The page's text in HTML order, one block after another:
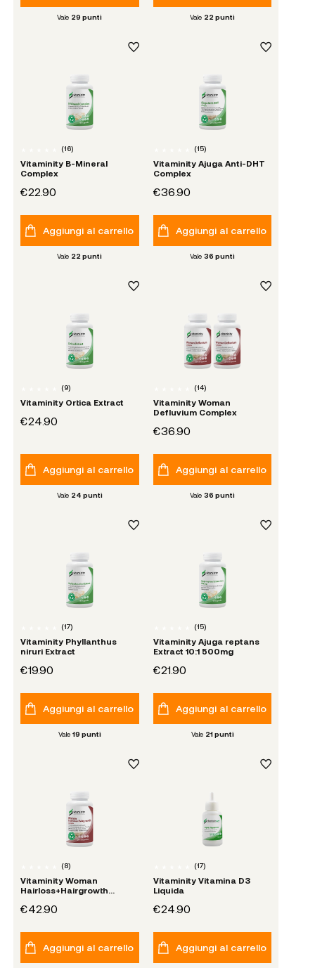
Vale 29 punti Vale 22 punti
(16)
Vitaminity B-Mineral
Complex
€22.90
Aggiungi al carrello
Vale 22 punti
(15)
Vitaminity Ajuga Anti-DHT
Complex
€36.90
Aggiungi al carrello
Vale 36 punti
(9)
Vitaminity Ortica Extract
€24.90
Aggiungi al carrello
Vale 24 punti
(14)
Vitaminity Woman
Defluvium Complex
€36.90
Aggiungi al carrello
Vale 36 punti
(17)
Vitaminity Phyllanthus
niruri Extract
€19.90
Aggiungi al carrello
Vale 19 punti
(15)
Vitaminity Ajuga reptans
Extract 10:1 500mg
€21.90
Aggiungi al carrello
Vale 21 punti
(8)
Vitaminity Woman
Hairloss+Hairgrowth
€42.90
Aggiungi al carrello
(17)
Vitaminity Vitamina D3
Liquida
€24.90
Aggiungi al carrello